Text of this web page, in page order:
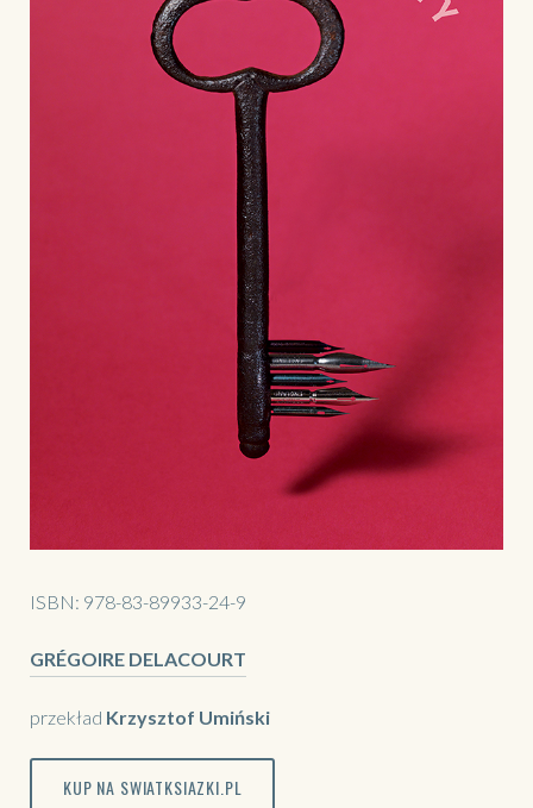
ISBN: 978-83-89933-24-9
GRÉGOIRE DELACOURT
przekład Krzysztof Umiński
KUP NA SWIATKSIAZKI.PL